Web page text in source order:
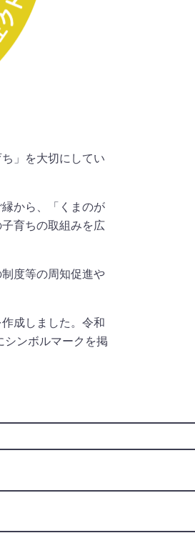
」を大切にしてい
から、「くまのが
育ちの取組みを広
度等の周知促進や
成しました。令和
ンボルマークを掲